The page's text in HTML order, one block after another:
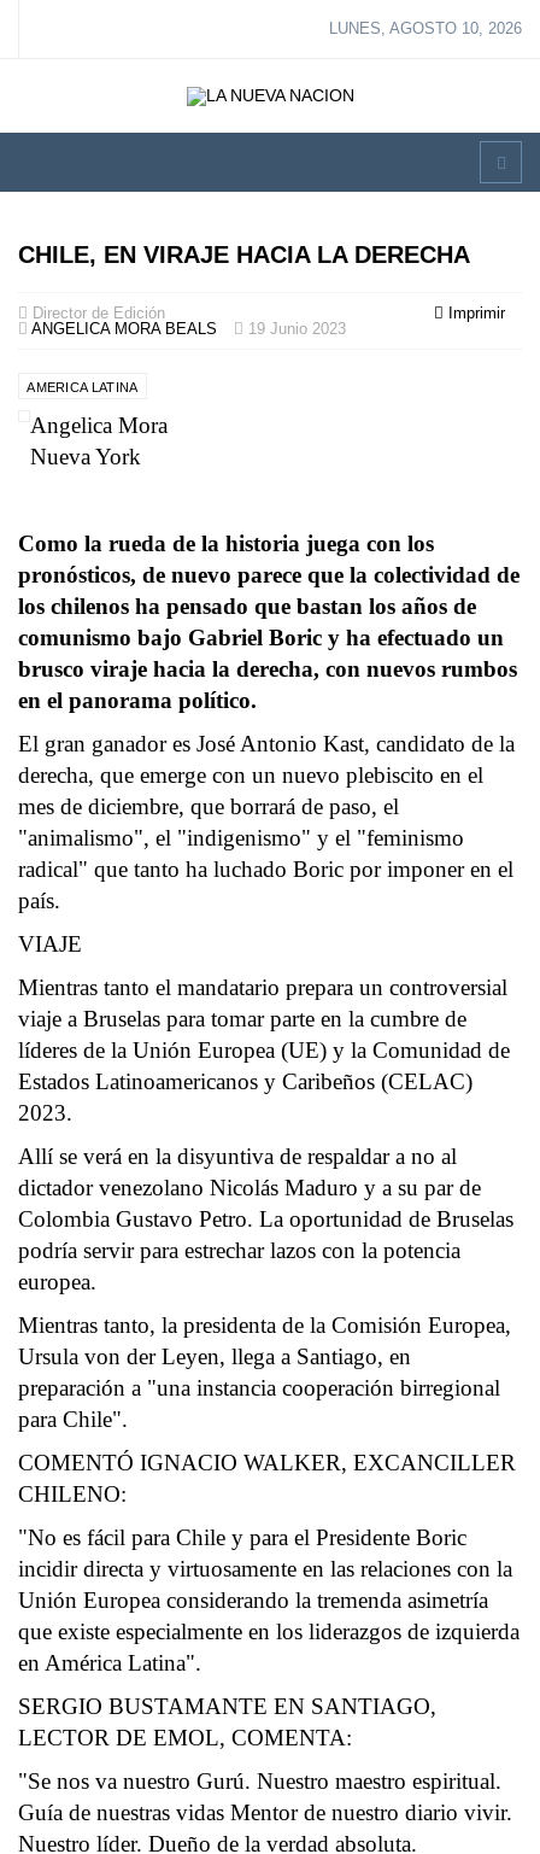
LUNES, AGOSTO 10, 2026
CHILE, EN VIRAJE HACIA LA DERECHA
Imprimir
Director de Edición
ANGELICA MORA BEALS
19 Junio 2023
AMERICA LATINA
Angelica Mora
Nueva York
Como la rueda de la historia juega con los
pronósticos, de nuevo parece que la colectividad de
los chilenos ha pensado que bastan los años de
comunismo bajo Gabriel Boric y ha efectuado un
brusco viraje hacia la derecha, con nuevos rumbos
en el panorama político.
El gran ganador es José Antonio Kast, candidato de la
derecha, que emerge con un nuevo plebiscito en el
mes de diciembre, que borrará de paso, el
"animalismo", el "indigenismo" y el "feminismo
radical" que tanto ha luchado Boric por imponer en el
país.
VIAJE
Mientras tanto el mandatario prepara un controversial
viaje a Bruselas para tomar parte en la cumbre de
líderes de la Unión Europea (UE) y la Comunidad de
Estados Latinoamericanos y Caribeños (CELAC)
2023.
Allí se verá en la disyuntiva de respaldar a no al
dictador venezolano Nicolás Maduro y a su par de
Colombia Gustavo Petro. La oportunidad de Bruselas
podría servir para estrechar lazos con la potencia
europea.
Mientras tanto, la presidenta de la Comisión Europea,
Ursula von der Leyen, llega a Santiago, en
preparación a "una instancia cooperación birregional
para Chile".
COMENTÓ IGNACIO WALKER, EXCANCILLER
CHILENO:
"No es fácil para Chile y para el Presidente Boric
incidir directa y virtuosamente en las relaciones con la
Unión Europea considerando la tremenda asimetría
que existe especialmente en los liderazgos de izquierda
en América Latina".
SERGIO BUSTAMANTE EN SANTIAGO,
LECTOR DE EMOL, COMENTA:
"Se nos va nuestro Gurú. Nuestro maestro espiritual.
Guía de nuestras vidas Mentor de nuestro diario vivir.
Nuestro líder. Dueño de la verdad absoluta.